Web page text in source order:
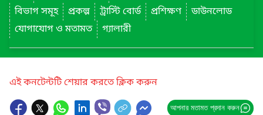
বিভাগ সমূহ
প্রকল্প ট্রাস্টি বোর্ড প্রশিক্ষণ
ডাউনলোড
যোগাযোগ ও মতামত
গ্যালারী
এই কনটেন্টটি শেয়ার করতে ক্লিক করুন
আপনার মতামত প্রদান করুন